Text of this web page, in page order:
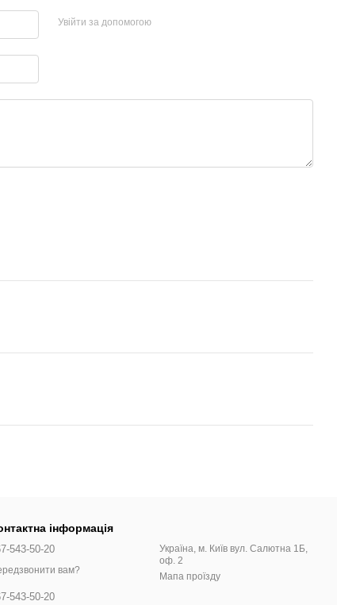
Увійти за допомогою
інформація
543-50-20
вам?
543-50-20
Україна, м. Київ вул. Салютна 1Б,
оф. 2
Мапа проїзду